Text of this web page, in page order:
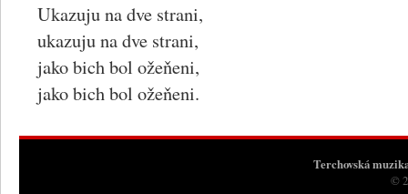
Ukazuju na dve strani,
ukazuju na dve strani,
jako bich bol ožeňeni,
jako bich bol ožeňeni.
Terchovská
©